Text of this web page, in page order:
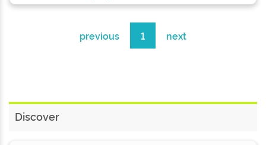
previous 1 next
Discover